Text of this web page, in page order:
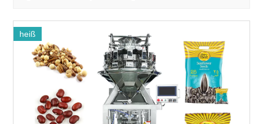
heiß